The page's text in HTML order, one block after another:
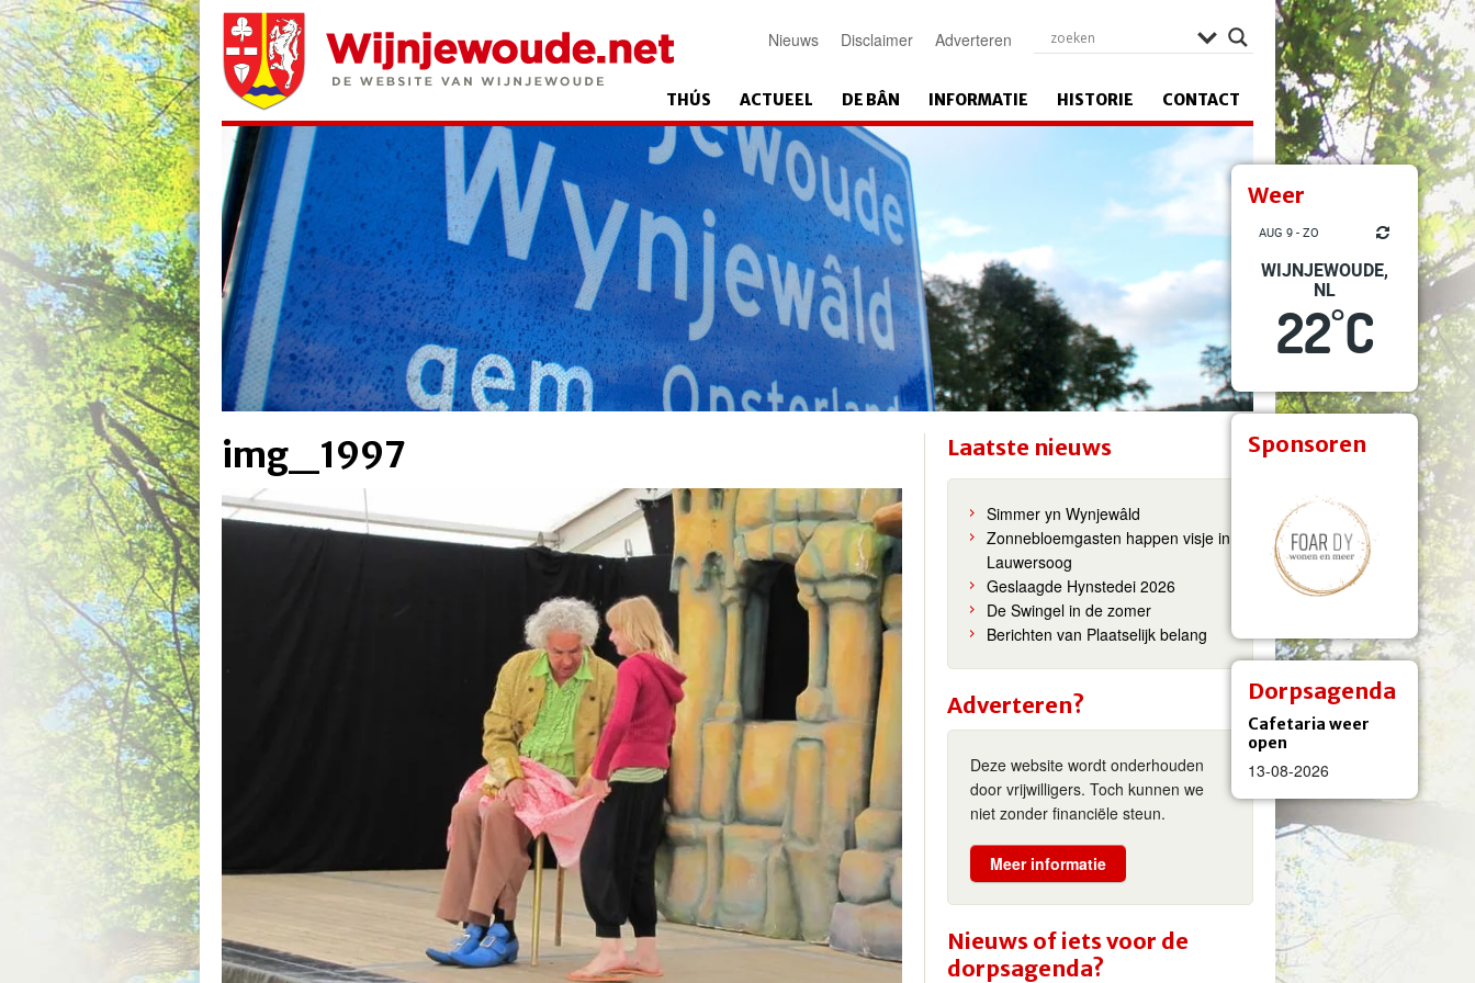
Weer
AUG 9 - ZO
WIJNJEWOUDE,
NL
22°C
Sponsoren
Dorpsagenda
Cafetaria weer
open
13-08-2026
Nieuws Disclaimer Adverteren
THÚS ACTUEEL DE BÂN INFORMATIE HISTORIE CONTACT
img_1997 Laatste nieuws
Simmer yn Wynjewâld
Zonnebloemgasten happen visje in
Lauwersoog
Geslaagde Hynstedei 2026
De Swingel in de zomer
Berichten van Plaatselijk belang
Adverteren?
Deze website wordt onderhouden
door vrijwilligers. Toch kunnen we
niet zonder financiële steun.
Meer informatie
Nieuws of iets voor de
dorpsagenda?